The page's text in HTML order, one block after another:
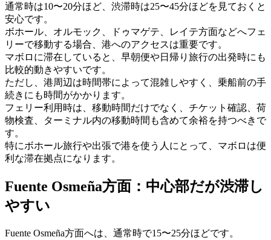
通常時は10〜20分ほど、渋滞時は25〜45分ほどを見ておくと
安心です。
ボホール、オルモック、ドゥマゲテ、レイテ方面などへフェ
リーで移動する場合、港へのアクセスは重要です。
マボロに滞在していると、早朝便や日帰り旅行の出発時にも
比較的動きやすいです。
ただし、港周辺は時間帯によって混雑しやすく、乗船前の手
続きにも時間がかかります。
フェリー利用時は、移動時間だけでなく、チケット確認、荷
物検査、ターミナル内の移動時間も含めて余裕を持つべきで
す。
特にボホール旅行や出張で港を使う人にとって、マボロは便
利な滞在拠点になります。
Fuente Osmeña方面：中心部だが渋滞し
やすい
Fuente Osmeña方面へは、通常時で15〜25分ほどです。